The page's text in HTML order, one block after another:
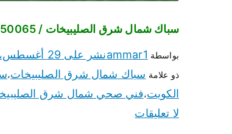
سباك شمال شرق الصليبيخات / 55850065 / فني سباك معلم صحي شمال شرق الصليبيخات
بواسطة ammar1نشر على 29 أغسطس، 2020
ذو علامة سباك شمال شرق الصليبيخات،
الكويت،فني صحي شمال شرق
لا تعليقات